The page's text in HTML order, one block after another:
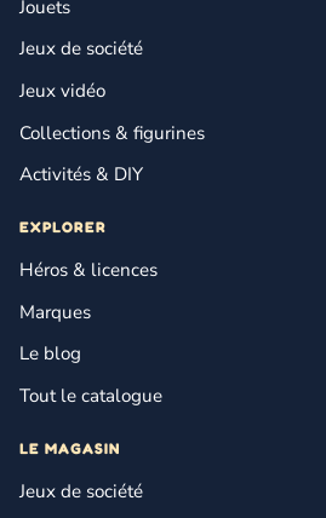
Jouets
Jeux de société
Jeux vidéo
Collections & figurines
Activités & DIY
EXPLORER
Héros & licences
Marques
Le blog
Tout le catalogue
LE MAGASIN
Jeux de société